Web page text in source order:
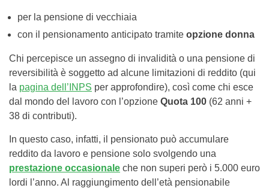
per la pensione di vecchiaia
con il pensionamento anticipato tramite opzione donna
Chi percepisce un assegno di invalidità o una pensione di
reversibilità è soggetto ad alcune limitazioni di reddito (qui
la pagina dell’INPS per approfondire), così come chi esce
dal mondo del lavoro con l’opzione Quota 100 (62 anni +
38 di contributi).
In questo caso, infatti, il pensionato può accumulare
reddito da lavoro e pensione solo svolgendo una
prestazione occasionale che non superi però i 5.000 euro
lordi l’anno. Al raggiungimento dell’età pensionabile